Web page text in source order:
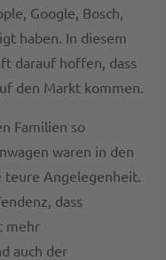
Google, Bosch,
haben. In diesem
darauf hoffen, dass
den Markt kommen.
Familien so
waren in den
teure Angelegenheit.
dass
mehr
auch der